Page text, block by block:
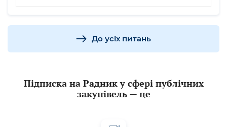
До усіх питань
Підписка на Радник у сфері публічних
закупівель — це